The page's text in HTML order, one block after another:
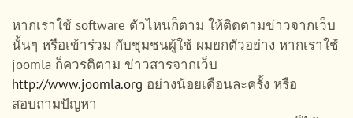
หากเราใช้ software ตัวไหนก็ตาม ให้ติดตามข่าวจากเว็บ
นั้นๆ หรือเข้าร่วม กับชุมชนผู้ใช้ ผมยกตัวอย่าง หากเราใช้
joomla ก็ควรติตาม ข่าวสารจากเว็บ
http://www.joomla.org อย่างน้อยเดือนละครั้ง หรือ
สอบถามปัญหา